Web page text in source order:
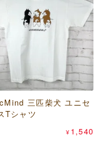
三匹柴犬 ユニセ
Tシャツ
¥ 1,540
ター mofusand×サン
ャラクターズ 抗菌 シ
ヤス 足袋屋 虎柄 足袋
クス 25-27cm